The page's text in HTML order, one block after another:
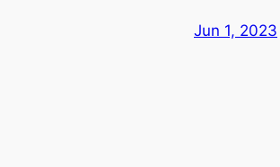
Jun 1, 2023